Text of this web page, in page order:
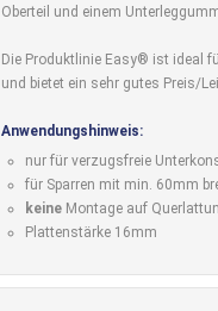
Oberteil und einem
Die Produktlinie Easy® ist ideal
und bietet ein sehr gutes Preis/
Anwendungshinweis:
nur für verzugsfreie
für Sparren mit min. 60mm
keineMontage auf
Plattenstärke 16mm